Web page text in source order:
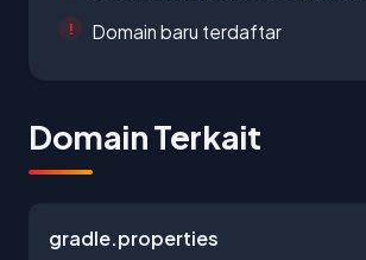
Domain baru terdaftar
Domain Terkait
gradle.properties